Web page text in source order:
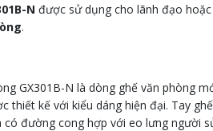
N được sử dụng cho lãnh đạo
.
GX301B-N là dòng ghế văn phòng
thiết kế với kiểu dáng hiện đại. Tay
có đường cong hợp với eo lưng người